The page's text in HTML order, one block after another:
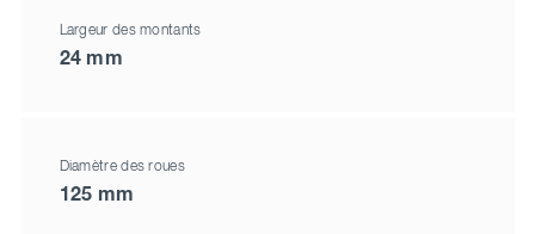
Largeur des montants
24 mm
Diamètre des roues
125 mm